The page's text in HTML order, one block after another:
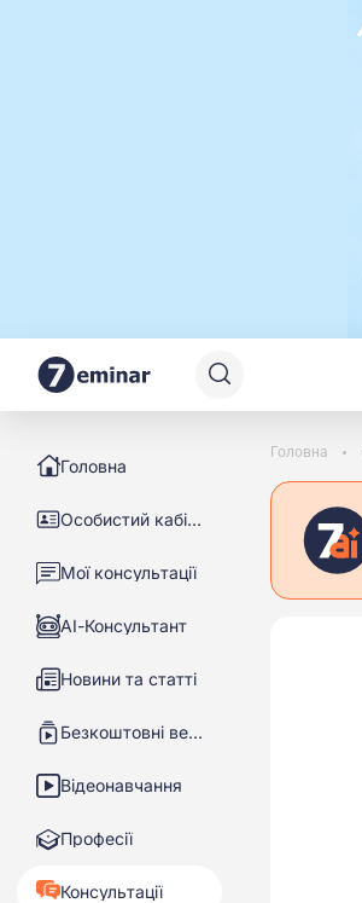
Головна
Особистий кабінет
Мої консультації
АІ-Консультант
Новини та статті
Безкоштовні вебінари
Відеонавчання
Професії
Консультації
Головна